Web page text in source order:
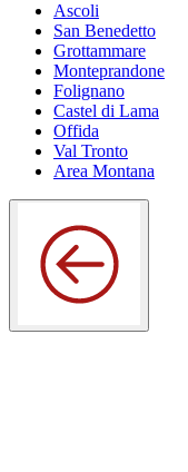
Ascoli
San Benedetto
Grottammare
Monteprandone
Folignano
Castel di Lama
Offida
Val Tronto
Area Montana